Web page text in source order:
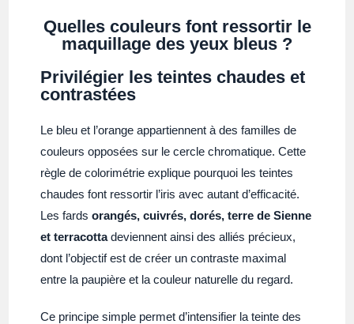
Quelles couleurs font ressortir le
maquillage des yeux bleus ?
Privilégier les teintes chaudes et
contrastées
Le bleu et l’orange appartiennent à des familles de
couleurs opposées sur le cercle chromatique. Cette
règle de colorimétrie explique pourquoi les teintes
chaudes font ressortir l’iris avec autant d’efficacité.
Les fardsorangés, cuivrés, dorés, terre de Sienne
et terracottadeviennent ainsi des alliés précieux,
dont l’objectif est de créer un contraste maximal
entre la paupière et la couleur naturelle du regard.
Ce principe simple permet d’intensifier la teinte des